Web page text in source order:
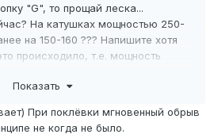
"G", то прощай леска...
На катушках мощностью 250-
на 150-160 ??? Напишите хотя
происходило, т.е. мощность
Показать
При поклёвки мгновенный обрыв
не когда не было.